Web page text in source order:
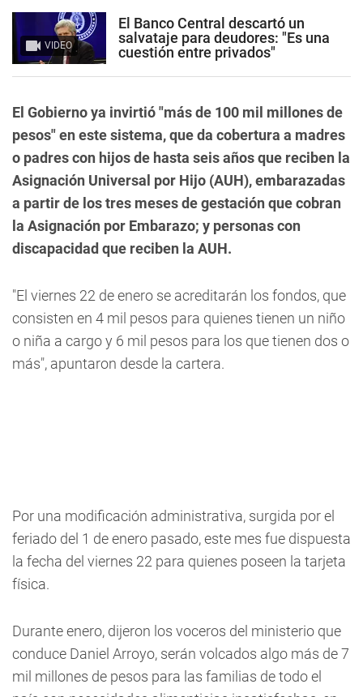
VIDEO
El Banco Central descartó un
salvataje para deudores: "Es una
cuestión entre privados"
El Gobierno ya invirtió "más de 100 mil millones de
pesos" en este sistema, que da cobertura a madres
o padres con hijos de hasta seis años que reciben la
Asignación Universal por Hijo (AUH), embarazadas
a partir de los tres meses de gestación que cobran
la Asignación por Embarazo; y personas con
discapacidad que reciben la AUH.
"El viernes 22 de enero se acreditarán los fondos, que
consisten en 4 mil pesos para quienes tienen un niño
o niña a cargo y 6 mil pesos para los que tienen dos o
más", apuntaron desde la cartera.
Por una modificación administrativa, surgida por el
feriado del 1 de enero pasado, este mes fue dispuesta
la fecha del viernes 22 para quienes poseen la tarjeta
física.
Durante enero, dijeron los voceros del ministerio que
conduce Daniel Arroyo, serán volcados algo más de 7
mil millones de pesos para las familias de todo el